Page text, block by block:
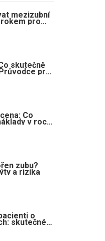
mezizubní
pro
dásně
skutečně
pro
Co
v roce
zubu?
a rizika
o
skutečné